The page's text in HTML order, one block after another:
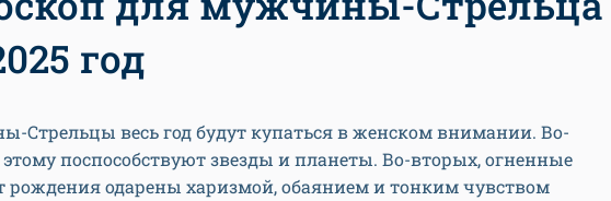
год
Стрельцы весь год будут купаться в женском внимании. Во-
поспособствуют звезды и планеты. Во-вторых, огненные
рождения одарены харизмой, обаянием и тонким чувством